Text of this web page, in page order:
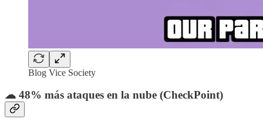
Blog Vice Society
☁ 48% más ataques en la nube (CheckPoint)